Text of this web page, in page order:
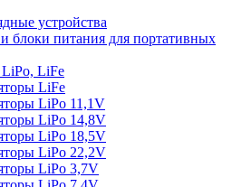
устройства
блоки питания для портативных
LiFe
LiFe
LiPo 11,1V
LiPo 14,8V
LiPo 18,5V
LiPo 22,2V
LiPo 3,7V